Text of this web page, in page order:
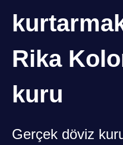
Rika
kuru
Gerçek döviz